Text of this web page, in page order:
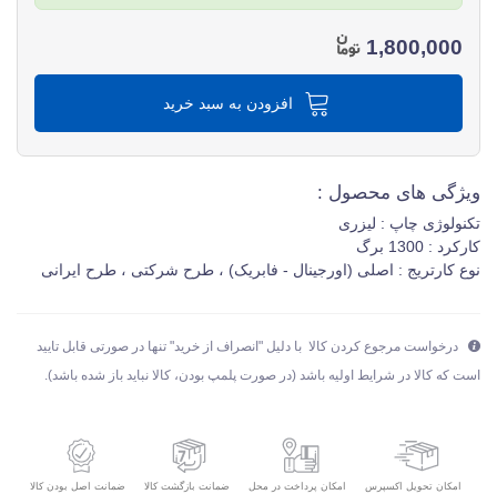
1,800,000
افزودن به سبد خرید
ویژگی های محصول :
تکنولوژی چاپ : لیزری
کارکرد : 1300 برگ
نوع کارتریج : اصلی (اورجینال - فابریک) ، طرح شرکتی ، طرح ایرانی
درخواست مرجوع کردن کالا با دلیل "انصراف از خرید" تنها در صورتی قابل تایید
است که کالا در شرایط اولیه باشد (در صورت پلمپ بودن، کالا نباید باز شده باشد).
امکان تحویل اکسپرس امکان پرداخت در محل ضمانت بازگشت کالا ضمانت اصل بودن کالا